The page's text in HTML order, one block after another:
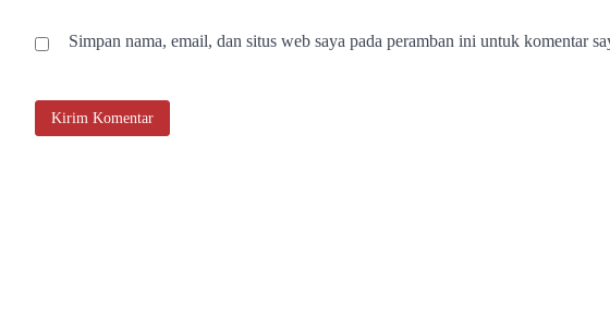
Simpan nama, email, dan situs web saya pada peramban ini untuk komentar